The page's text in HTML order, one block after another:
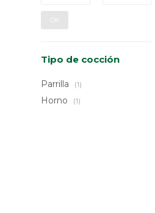
OK
Tipo de cocción
Parrilla (1)
Horno (1)